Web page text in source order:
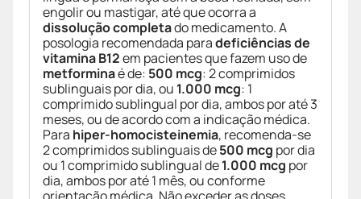
engolir ou mastigar, até que ocorra a
dissolução completado medicamento. A
posologia recomendada paradeficiências de
vitamina B12em pacientes que fazem uso de
metforminaé de: 500 mcg: 2 comprimidos
sublinguais por dia, ou 1.000 mcg: 1
comprimido sublingual por dia, ambos por até 3
meses, ou de acordo com a indicação médica.
Para hiper-homocisteinemia, recomenda-se
2 comprimidos sublinguais de500 mcg por dia
ou 1 comprimido sublingual de1.000 mcg por
dia, ambos por até 1 mês, ou conforme